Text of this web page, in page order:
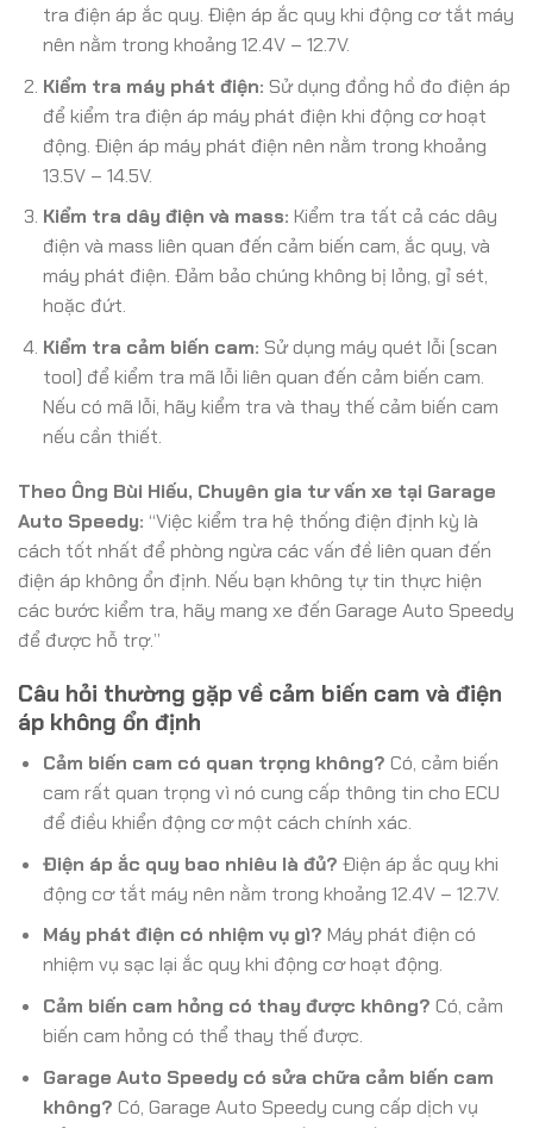
tra điện áp ắc quy. Điện áp ắc quy khi động cơ tắt máy
nên nằm trong khoảng 12.4V – 12.7V.
Kiểm tra máy phát điện: Sử dụng đồng hồ đo điện áp
để kiểm tra điện áp máy phát điện khi động cơ hoạt
động. Điện áp máy phát điện nên nằm trong khoảng
13.5V – 14.5V.
Kiểm tra dây điện và mass: Kiểm tra tất cả các dây
điện và mass liên quan đến cảm biến cam, ắc quy, và
máy phát điện. Đảm bảo chúng không bị lỏng, gỉ sét,
hoặc đứt.
Kiểm tra cảm biến cam: Sử dụng máy quét lỗi (scan
tool) để kiểm tra mã lỗi liên quan đến cảm biến cam.
Nếu có mã lỗi, hãy kiểm tra và thay thế cảm biến cam
nếu cần thiết.
Theo Ông Bùi Hiếu, Chuyên gia tư vấn xe tại Garage
Auto Speedy: “Việc kiểm tra hệ thống điện định kỳ là
cách tốt nhất để phòng ngừa các vấn đề liên quan đến
điện áp không ổn định. Nếu bạn không tự tin thực hiện
các bước kiểm tra, hãy mang xe đến Garage Auto Speedy
để được hỗ trợ.”
Câu hỏi thường gặp về cảm biến cam và điện
áp không ổn định
Cảm biến cam có quan trọng không? Có, cảm biến
cam rất quan trọng vì nó cung cấp thông tin cho ECU
để điều khiển động cơ một cách chính xác.
Điện áp ắc quy bao nhiêu là đủ? Điện áp ắc quy khi
động cơ tắt máy nên nằm trong khoảng 12.4V – 12.7V.
Máy phát điện có nhiệm vụ gì? Máy phát điện có
nhiệm vụ sạc lại ắc quy khi động cơ hoạt động.
Cảm biến cam hỏng có thay được không? Có, cảm
biến cam hỏng có thể thay thế được.
Garage Auto Speedy có sửa chữa cảm biến cam
không? Có, Garage Auto Speedy cung cấp dịch vụ